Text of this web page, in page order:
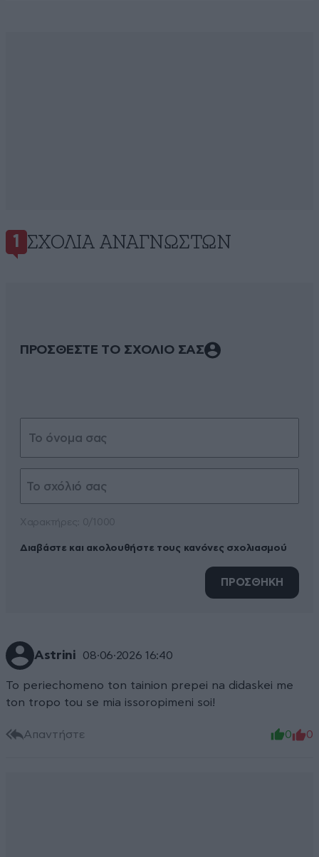
1 ΣΧΌΛΙΑ ΑΝΑΓΝΩΣΤΏΝ
ΠΡΟΣΘΕΣΤΕ ΤΟ ΣΧΟΛΙΟ ΣΑΣ
Διαβάστε και ακολουθήστε τους κανόνες σχολιασμού
ΠΡΟΣΘΗΚΗ
Astrini 08·06·2026 16:40
To periechomeno ton tainion prepei na didaskei me
ton tropo tou se mia issoropimeni soi!
Απαντήστε 0 0